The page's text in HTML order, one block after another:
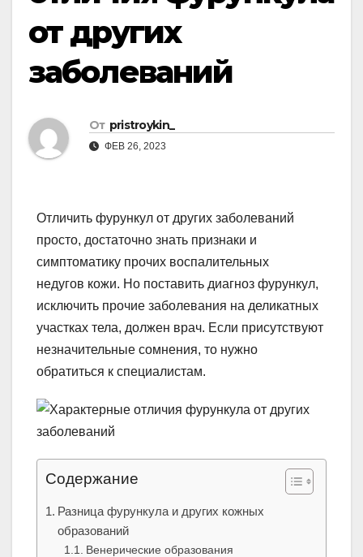
от других
заболеваний
От pristroykin_
ФЕВ 26, 2023
Отличить фурункул от других заболеваний
просто, достаточно знать признаки и
симптоматику прочих воспалительных
недугов кожи. Но поставить диагноз фурункул,
исключить прочие заболевания на деликатных
участках тела, должен врач. Если присутствуют
незначительные сомнения, то нужно
обратиться к специалистам.
Содержание
Разница фурункула и других кожных
образований
Венерические образования